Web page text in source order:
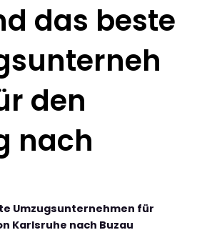
das beste
den
nach
Umzugsunternehmen für
Karlsruhe nach Buzau